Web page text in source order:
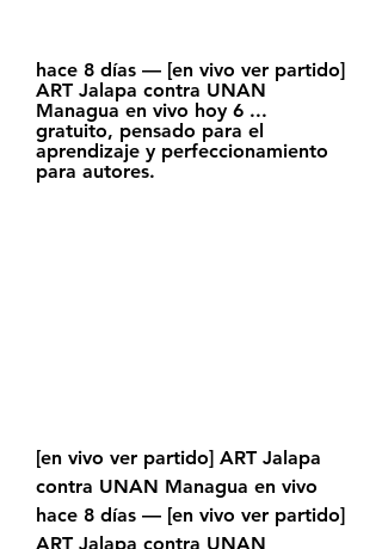
hace 8 días — [en vivo ver partido]
ART Jalapa contra UNAN
Managua en vivo hoy 6 ...
gratuito, pensado para el
aprendizaje y perfeccionamiento
para autores.
[en vivo ver partido] ART Jalapa
contra UNAN Managua en vivo
hace 8 días — [en vivo ver partido]
ART Jalapa contra UNAN